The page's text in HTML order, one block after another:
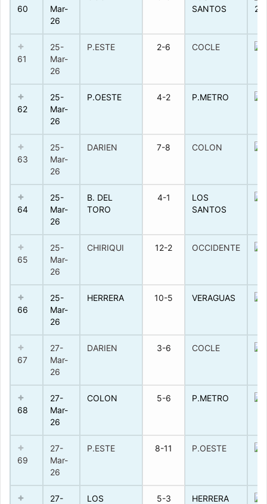
60
Mar-
26
SANTOS
61
25-
Mar-
26
P.ESTE 2-6 COCLE
62
25-
Mar-
26
P.OESTE 4-2 P.METRO
63
25-
Mar-
26
DARIEN 7-8 COLON
64
25-
Mar-
26
B. DEL
TORO
4-1
LOS
SANTOS
65
25-
Mar-
26
CHIRIQUI 12-2 OCCIDENTE
66
25-
Mar-
26
HERRERA 10-5 VERAGUAS
67
27-
Mar-
26
DARIEN 3-6 COCLE
68
27-
Mar-
26
COLON 5-6 P.METRO
69
27-
Mar-
26
P.ESTE 8-11 P.OESTE
27-
LOS
5-3 HERRERA